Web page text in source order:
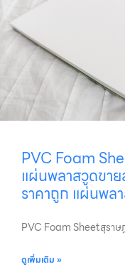
PVC Foam
แผ่นพลาสวูดขา
ราคาถูก แผ่นพล
PVC Foam Sheetสุรา
ดูเพิ่มเติม »